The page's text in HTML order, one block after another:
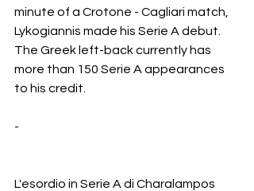
minute of a Crotone - Cagliari match,
Lykogiannis made his Serie A debut.
The Greek left-back currently has
more than 150 Serie A appearances
to his credit.
-
L'esordio in Serie A di Charalampos